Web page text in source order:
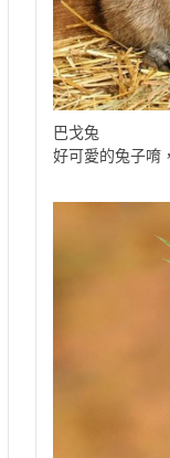
巴戈兔
好可愛的兔子唷